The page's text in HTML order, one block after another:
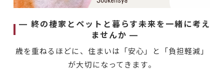
― 終の棲家とペットと暮らす未来を一緒に考え
ませんか ―
歳を重ねるほどに、住まいは「安心」と「負担軽減」
が大切になってきます。